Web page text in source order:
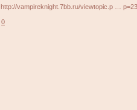
http://vampireknight.7bb.ru/viewtopic.p …
0